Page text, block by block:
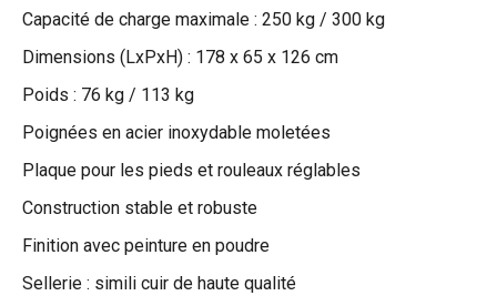
Capacité de charge maximale : 250 kg / 300 kg
Dimensions (LxPxH) : 178 x 65 x 126 cm
Poids : 76 kg / 113 kg
Poignées en acier inoxydable moletées
Plaque pour les pieds et rouleaux réglables
Construction stable et robuste
Finition avec peinture en poudre
Sellerie : simili cuir de haute qualité